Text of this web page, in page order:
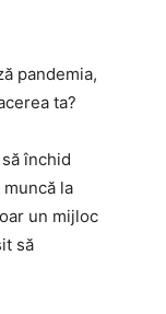
pandemia,
ta?
închid
la
un mijloc
să